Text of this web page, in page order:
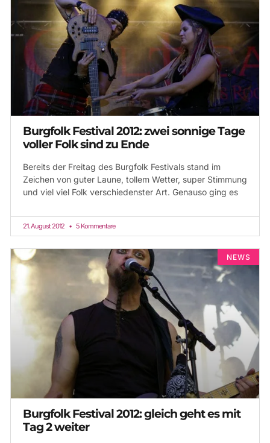
Burgfolk Festival 2012: zwei sonnige Tage
voller Folk sind zu Ende
Bereits der Freitag des Burgfolk Festivals stand im
Zeichen von guter Laune, tollem Wetter, super Stimmung
und viel viel Folk verschiedenster Art. Genauso ging es
21. August 2012 5 Kommentare
NEWS
Burgfolk Festival 2012: gleich geht es mit
Tag 2 weiter